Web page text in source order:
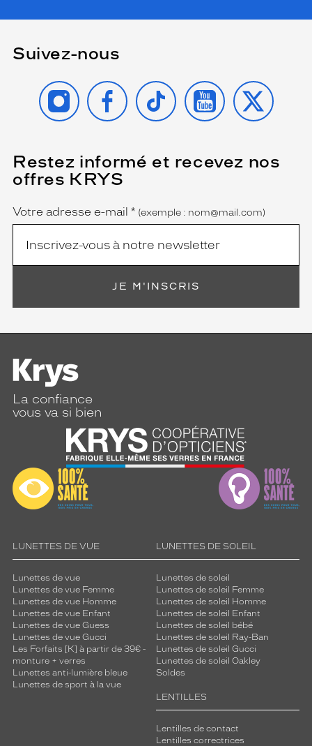
Suivez-nous
INSTAGRAMFACEBOOK
TIKTOK YOUTUBE
X
Restez informé et recevez nos
offres KRYS
Name
Votre adresse e-mail *
(Ce
champ
est
obligatoire)
(exemple : nom@mail.com)
JE M'INSCRIS
La confiance
vous va si bien
LUNETTES DE VUE
Lunettes de vue
Lunettes de vue Femme
Lunettes de vue Homme
Lunettes de vue Enfant
Lunettes de vue Guess
Lunettes de vue Gucci
Les Forfaits [K] à partir de 39€ -
monture + verres
Lunettes anti-lumière bleue
Lunettes de sport à la vue
LUNETTES DE SOLEIL
Lunettes de soleil
Lunettes de soleil Femme
Lunettes de soleil Homme
Lunettes de soleil Enfant
Lunettes de soleil bébé
Lunettes de soleil Ray-Ban
Lunettes de soleil Gucci
Lunettes de soleil Oakley
Soldes
LENTILLES
Lentilles de contact
Lentilles correctrices